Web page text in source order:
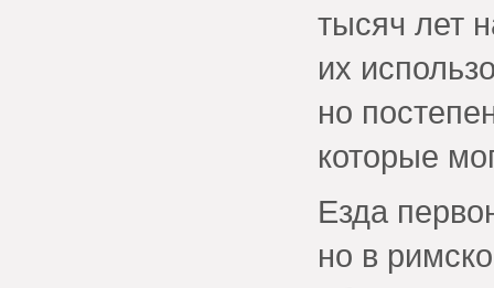
тысяч лет
их
но
которые
Езда
но в